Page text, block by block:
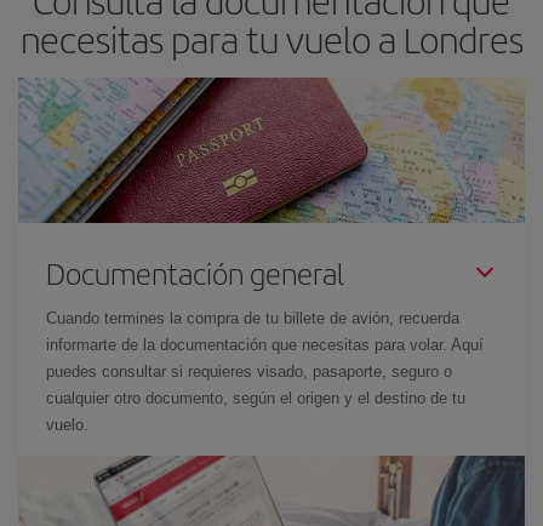
necesitas para tu vuelo a Londres
Documentación general
Cuando termines la compra de tu billete de avión, recuerda
informarte de la documentación que necesitas para volar. Aquí
puedes consultar si requieres visado, pasaporte, seguro o
cualquier otro documento, según el origen y el destino de tu
vuelo.